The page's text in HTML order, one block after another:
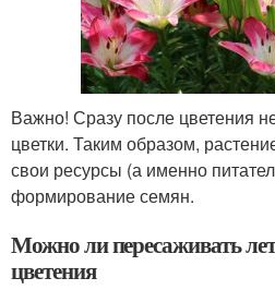
Важно! Сразу после цветения
цветки. Таким образом,
свои ресурсы (а именно
формирование семян.
Можно ли пересаживать
цветения